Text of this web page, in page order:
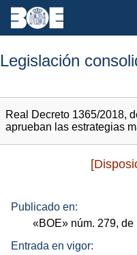
Legislación
Real Decreto 1365/2018,
aprueban las estrategias
Publicado en:
«BOE» núm. 279, de
Entrada en vigor: